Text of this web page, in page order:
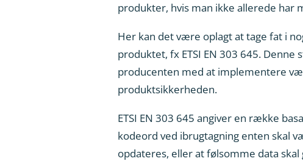
produkter, hvis man ikke allerede har
Her kan det være oplagt at tage fat i
produktet, fx ETSI EN 303 645.
producenten med at implementere
produktsikkerheden.
ETSI EN 303 645 angiver en række
kodeord ved ibrugtagning enten skal
opdateres, eller at følsomme data